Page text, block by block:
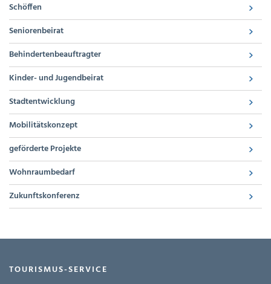
Schöffen
Seniorenbeirat
Behindertenbeauftragter
Kinder- und Jugendbeirat
Stadtentwicklung
Mobilitätskonzept
geförderte Projekte
Wohnraumbedarf
Zukunftskonferenz
TOURISMUS-SERVICE